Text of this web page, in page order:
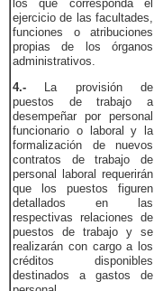
los que corresponda el
ejercicio de las facultades,
funciones o atribuciones
propias de los órganos
administrativos.
4.- La provisión de
puestos de trabajo a
desempeñar por personal
funcionario o laboral y la
formalización de nuevos
contratos de trabajo de
personal laboral requerirán
que los puestos figuren
detallados en las
respectivas relaciones de
puestos de trabajo y se
realizarán con cargo a los
créditos disponibles
destinados a gastos de